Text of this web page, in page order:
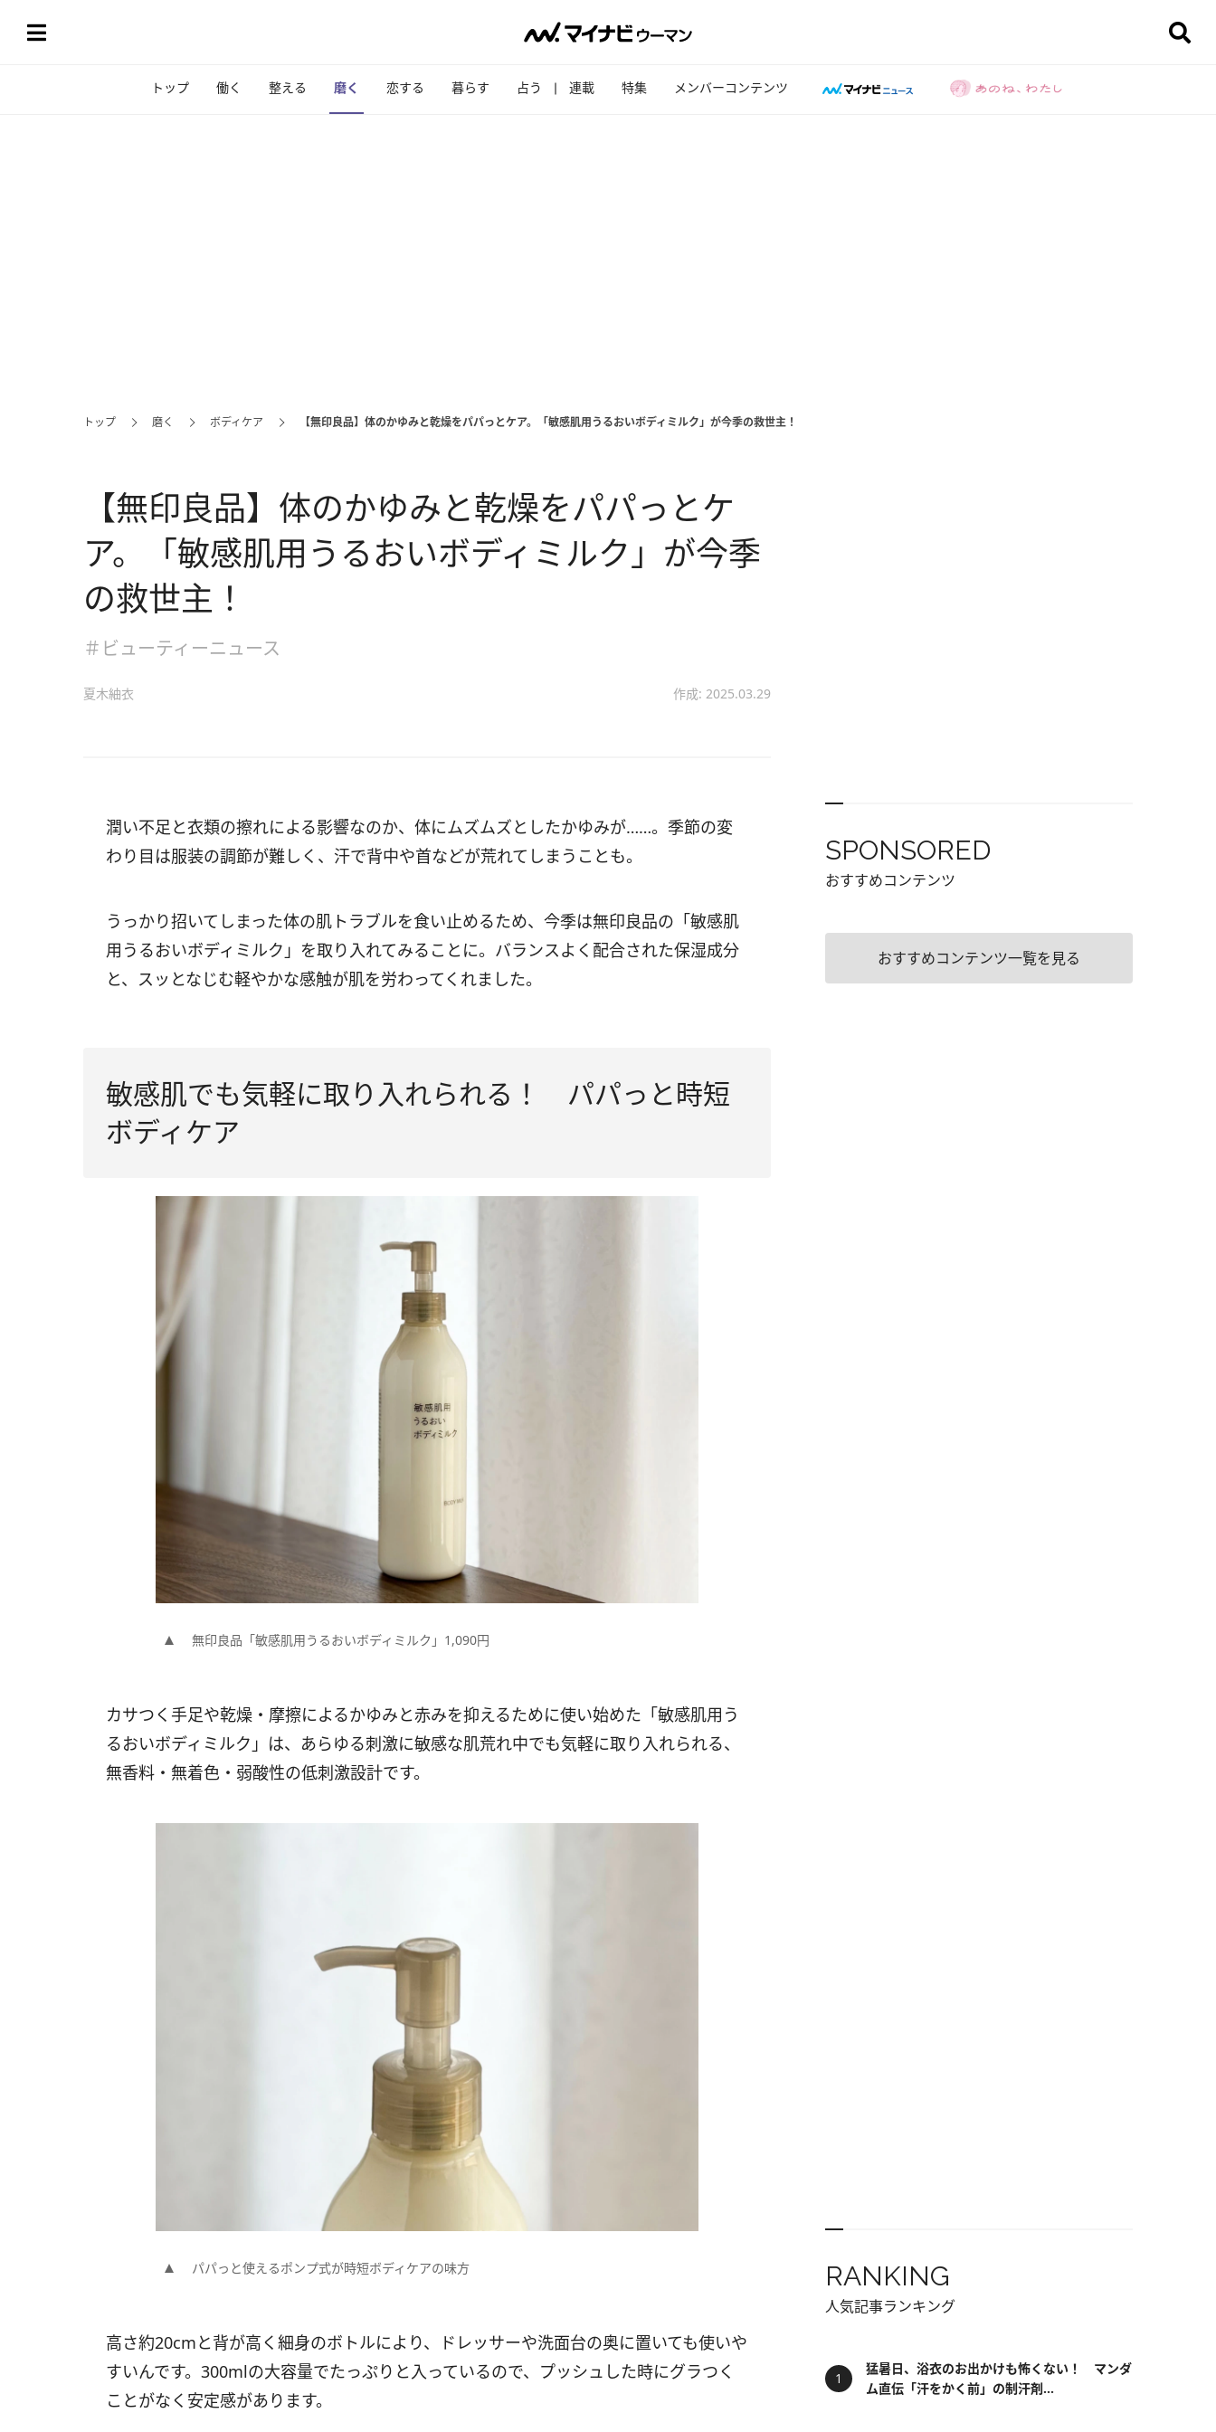
トップ 働く 整える 磨く 恋する 暮らす 占う 連載 特集 メンバーコンテンツ
トップ 磨く ボディケア 【無印良品】体のかゆみと乾燥をパパっとケア。「敏感肌用うるおいボディミルク」が今季の救世主！
【無印良品】体のかゆみと乾燥をパパっとケ
ア。「敏感肌用うるおいボディミルク」が今季
の救世主！
＃ビューティーニュース
夏木紬衣 作成: 2025.03.29
潤い不足と衣類の擦れによる影響なのか、体にムズムズとしたかゆみが……。季節の変
わり目は服装の調節が難しく、汗で背中や首などが荒れてしまうことも。
うっかり招いてしまった体の肌トラブルを食い止めるため、今季は無印良品の「敏感肌
用うるおいボディミルク」を取り入れてみることに。バランスよく配合された保湿成分
と、スッとなじむ軽やかな感触が肌を労わってくれました。
敏感肌でも気軽に取り入れられる！ パパっと時短
ボディケア
無印良品「敏感肌用うるおいボディミルク」1,090円
カサつく手足や乾燥・摩擦によるかゆみと赤みを抑えるために使い始めた「敏感肌用う
るおいボディミルク」は、あらゆる刺激に敏感な肌荒れ中でも気軽に取り入れられる、
無香料・無着色・弱酸性の低刺激設計です。
パパっと使えるポンプ式が時短ボディケアの味方
高さ約20cmと背が高く細身のボトルにより、ドレッサーや洗面台の奥に置いても使いや
すいんです。300mlの大容量でたっぷりと入っているので、プッシュした時にグラつく
ことがなく安定感があります。
SPONSORED
おすすめコンテンツ
おすすめコンテンツ一覧を見る
RANKING
人気記事ランキング
猛暑日、浴衣のお出かけも怖くない！ マンダ
ム直伝「汗をかく前」の制汗剤...